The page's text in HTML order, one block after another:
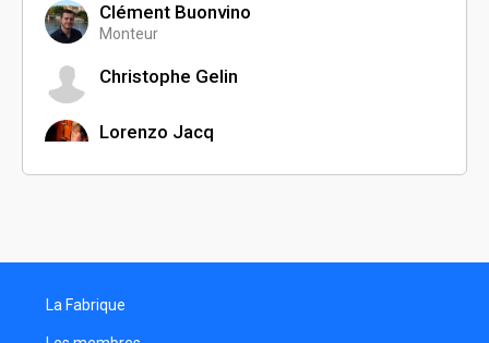
Clément Buonvino
Monteur
Christophe Gelin
Lorenzo Jacq
La Fabrique